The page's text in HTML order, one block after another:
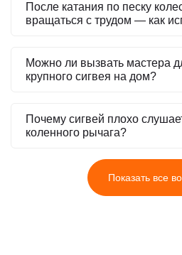
После катания по песку
вращаться с трудом — как
Можно ли вызвать мастера
крупного сигвея на дом?
Почему сигвей плохо
коленного рычага?
Показать все